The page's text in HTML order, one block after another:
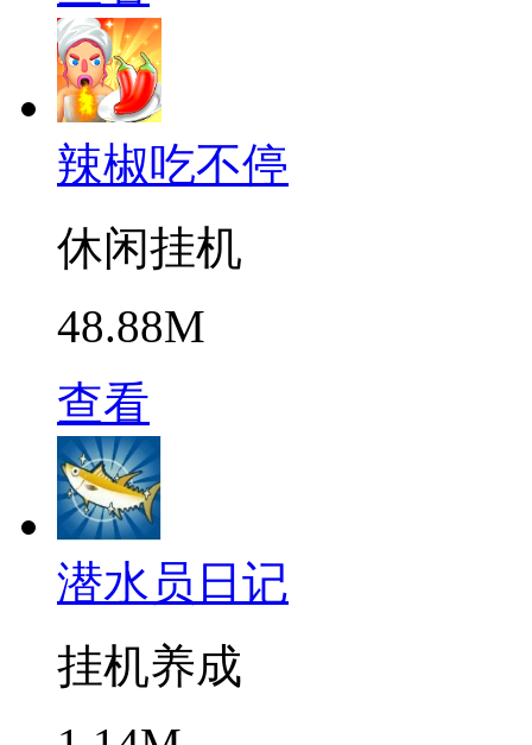
辣椒吃不停
休闲挂机
48.88M
查看
潜水员日记
挂机养成